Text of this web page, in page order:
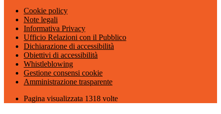
Cookie policy
Note legali
Informativa Privacy
Ufficio Relazioni con il Pubblico
Dichiarazione di accessibilità
Obiettivi di accessibilità
Whistleblowing
Gestione consensi cookie
Amministrazione trasparente
Pagina visualizzata 1318 volte